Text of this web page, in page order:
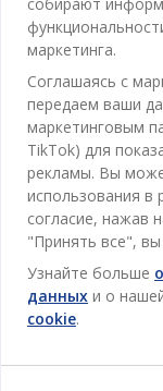
Ванная
Кабинет
Гостиная
Столовая
Хранение
Шторы
Для Сада
Товары для дома
Контакты службы
Магазины и часы
Акции
Гарантия цены
Гарантия на
Политика
Скидочная карта
Преимущества для
JYSK
Про JYSK
JYSK.com
Пресса
Вакансии
Новостная
Вдохновение
ОФИС
TAROL-DD S.R.L.
Республика
JYSK BUSINESS TO
Продажи и
Телефон: 060 531
E-mail: jysk@jysk.md
JYSK
Контактный
Телефон: 022 022
Следите за Jysk
маркетинга.
Соглашаясь с
передаем ваши
маркетинговым
TikTok) для
рекламы. Вы
использования в
согласие, нажав
"Принять все",
Узнайте больше
данных и о
cookie.